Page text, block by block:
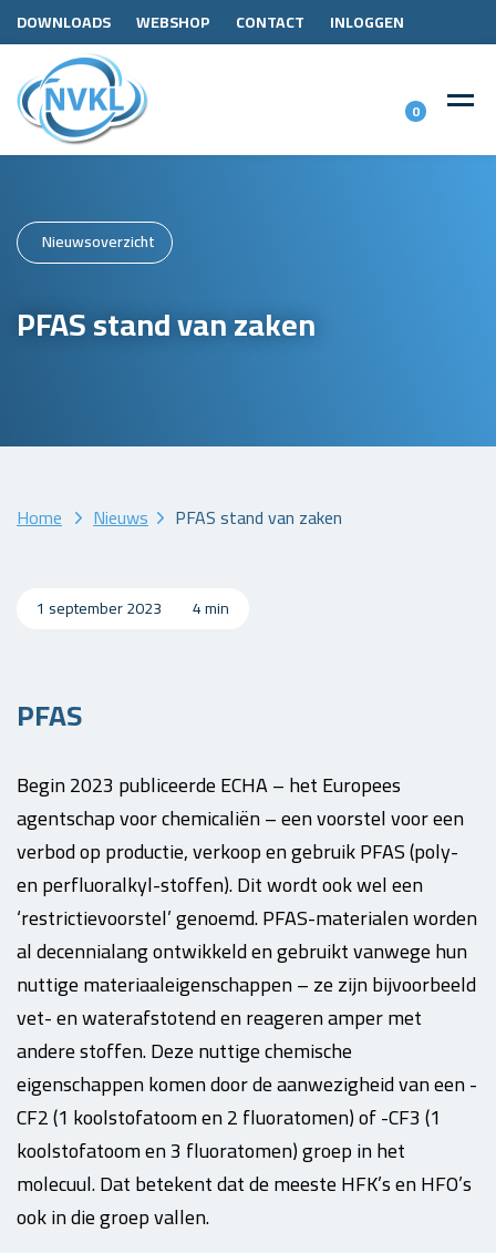
DOWNLOADS WEBSHOP CONTACT INLOGGEN
0
Nieuwsoverzicht
PFAS stand van zaken
Home Nieuws PFAS stand van zaken
1 september 2023 4 min
PFAS
Begin 2023 publiceerde ECHA – het Europees
agentschap voor chemicaliën – een voorstel voor een
verbod op productie, verkoop en gebruik PFAS (poly-
en perfluoralkyl-stoffen). Dit wordt ook wel een
‘restrictievoorstel’ genoemd. PFAS-materialen worden
al decennialang ontwikkeld en gebruikt vanwege hun
nuttige materiaaleigenschappen – ze zijn bijvoorbeeld
vet- en waterafstotend en reageren amper met
andere stoffen. Deze nuttige chemische
eigenschappen komen door de aanwezigheid van een -
CF2 (1 koolstofatoom en 2 fluoratomen) of -CF3 (1
koolstofatoom en 3 fluoratomen) groep in het
molecuul. Dat betekent dat de meeste HFK’s en HFO’s
ook in die groep vallen.